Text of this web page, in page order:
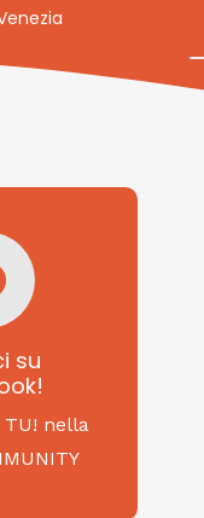
su
nella
su
Sud...